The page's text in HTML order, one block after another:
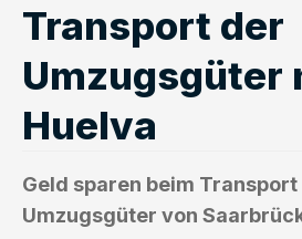
Transport der
Umzugsgüter
Huelva
Geld sparen beim Transport
Umzugsgüter von